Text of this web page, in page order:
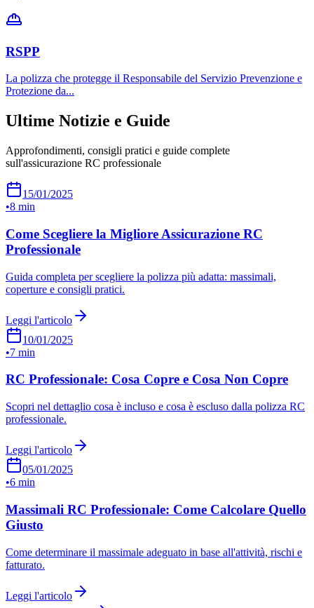
RSPP
La polizza che protegge il Responsabile del Servizio Prevenzione e
Protezione da...
Ultime Notizie e Guide
Approfondimenti, consigli pratici e guide complete
sull'assicurazione RC professionale
15/01/2025
•8 min
Come Scegliere la Migliore Assicurazione RC
Professionale
Guida completa per scegliere la polizza più adatta: massimali,
coperture e consigli pratici.
Leggi l'articolo
10/01/2025
•7 min
RC Professionale: Cosa Copre e Cosa Non Copre
Scopri nel dettaglio cosa è incluso e cosa è escluso dalla polizza RC
professionale.
Leggi l'articolo
05/01/2025
•6 min
Massimali RC Professionale: Come Calcolare Quello
Giusto
Come determinare il massimale adeguato in base all'attività, rischi e
fatturato.
Leggi l'articolo